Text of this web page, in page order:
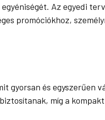
Az egyedi
promóciókhoz,
gyorsan és egyszerűen
míg a